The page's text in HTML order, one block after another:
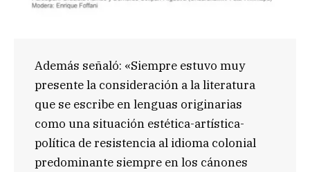
Además señaló: «Siempre estuvo muy
presente la consideración a la literatura
que se escribe en lenguas originarias
como una situación estética-artística-
política de resistencia al idioma colonial
predominante siempre en los cánones